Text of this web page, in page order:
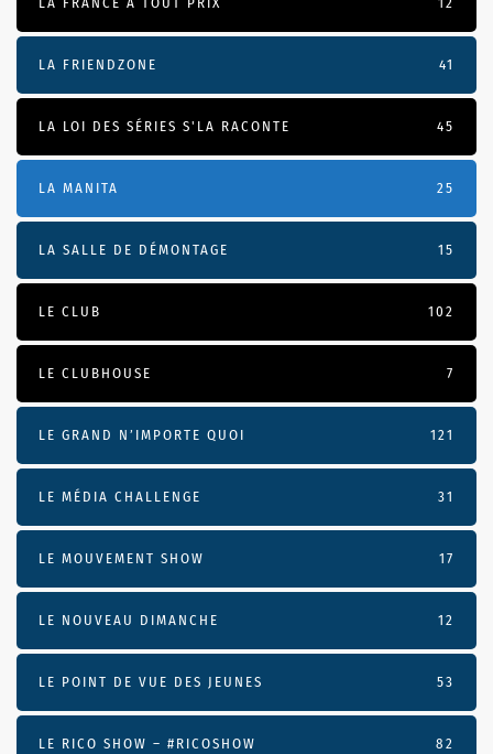
LA FRIENDZONE 41
LA LOI DES SÉRIES S'LA RACONTE 45
LA MANITA 25
LA SALLE DE DÉMONTAGE 15
LE CLUB 102
LE CLUBHOUSE 7
LE GRAND N’IMPORTE QUOI 121
LE MÉDIA CHALLENGE 31
LE MOUVEMENT SHOW 17
LE NOUVEAU DIMANCHE 12
LE POINT DE VUE DES JEUNES 53
LE RICO SHOW – #RICOSHOW 82